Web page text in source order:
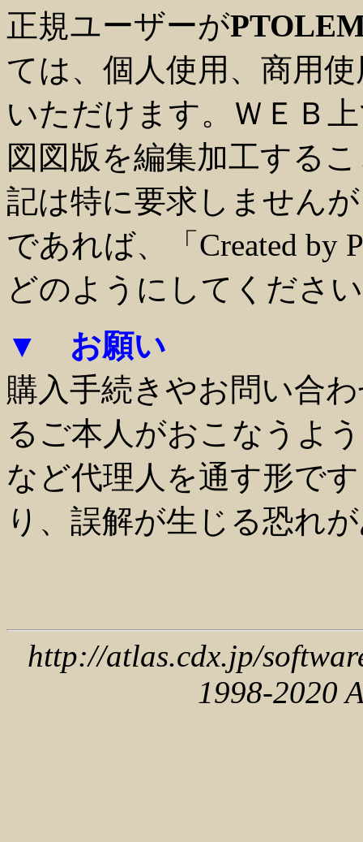
正規ユーザーが
ては、個人使用、商用
いただけます。ＷＥＢ
図図版を編集加工する
記は特に要求しません
であれば、「Created by
どのようにしてくださ
▼ お願い
購入手続きやお問い合
るご本人がおこなうよ
など代理人を通す形で
り、誤解が生じる恐れ
http://atlas.cdx.jp/
1998-2020